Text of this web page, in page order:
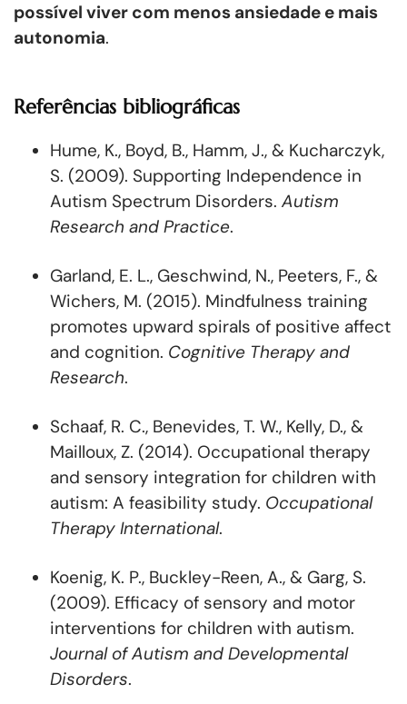
possível viver com menos ansiedade e mais
autonomia.
Referências bibliográficas
Hume, K., Boyd, B., Hamm, J., & Kucharczyk,
S. (2009). Supporting Independence in
Autism Spectrum Disorders. Autism
Research and Practice.
Garland, E. L., Geschwind, N., Peeters, F., &
Wichers, M. (2015). Mindfulness training
promotes upward spirals of positive affect
and cognition. Cognitive Therapy and
Research.
Schaaf, R. C., Benevides, T. W., Kelly, D., &
Mailloux, Z. (2014). Occupational therapy
and sensory integration for children with
autism: A feasibility study. Occupational
Therapy International.
Koenig, K. P., Buckley-Reen, A., & Garg, S.
(2009). Efficacy of sensory and motor
interventions for children with autism.
Journal of Autism and Developmental
Disorders.